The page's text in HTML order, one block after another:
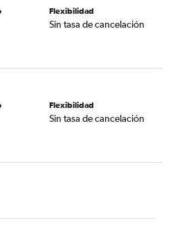
Flexibilidad
Sin tasa de cancelación
Flexibilidad
Sin tasa de cancelación